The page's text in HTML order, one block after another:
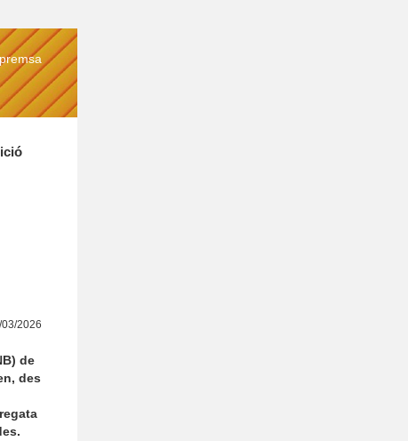
2026
de
des